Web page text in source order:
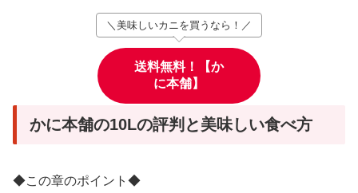
＼美味しいカニを買うなら！／
送料無料！【か
に本舗】
かに本舗の10Lの評判と美味しい食べ方
◆この章のポイント◆